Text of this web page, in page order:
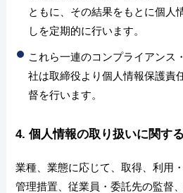
ともに、その結果をもとに個人
しを定期的に行います。
これら一連のコンプライアンス
社は取締役より個人情報保護責
督を行います。
4. 個人情報の取り扱いに関す
業種、業態に応じて、取得、利用
管理措置、従業員・委託先の監督